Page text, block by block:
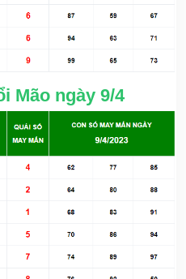
Mão ngày 9/4